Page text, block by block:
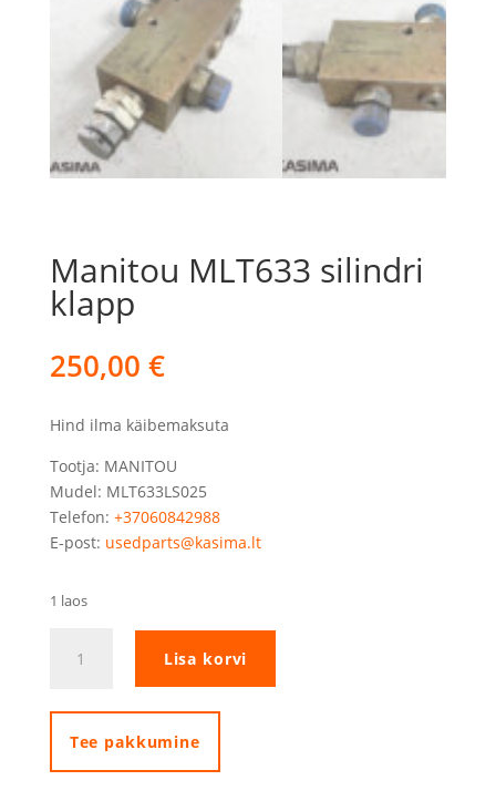
Manitou MLT633 silindri
klapp
250,00 €
Hind ilma käibemaksuta
Tootja: MANITOU
Mudel: MLT633LS025
Telefon: +37060842988
E-post: usedparts@kasima.lt
1 laos
MLT633
klapp
kogus
Lisa korvi
Tee pakkumine